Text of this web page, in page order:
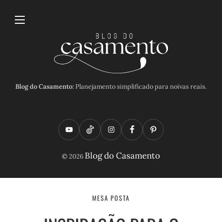
Blog do Casamento:Planejamento simplificado para noivas reais.
Y
o
t
T
i
t
o
I
n
t
a
F
a
e
P
i
t
© 2026 Blog do Casamento
MESA POSTA